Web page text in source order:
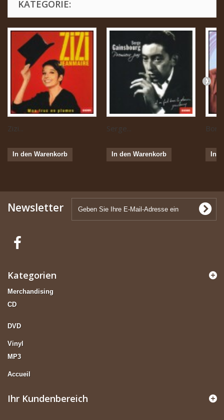
KATEGORIE:
Zizi...
In den Warenkorb
Serge...
In den Warenkorb In
Newsletter
Kategorien
Merchandising
CD
DVD
Vinyl
MP3
Accueil
Ihr Kundenbereich